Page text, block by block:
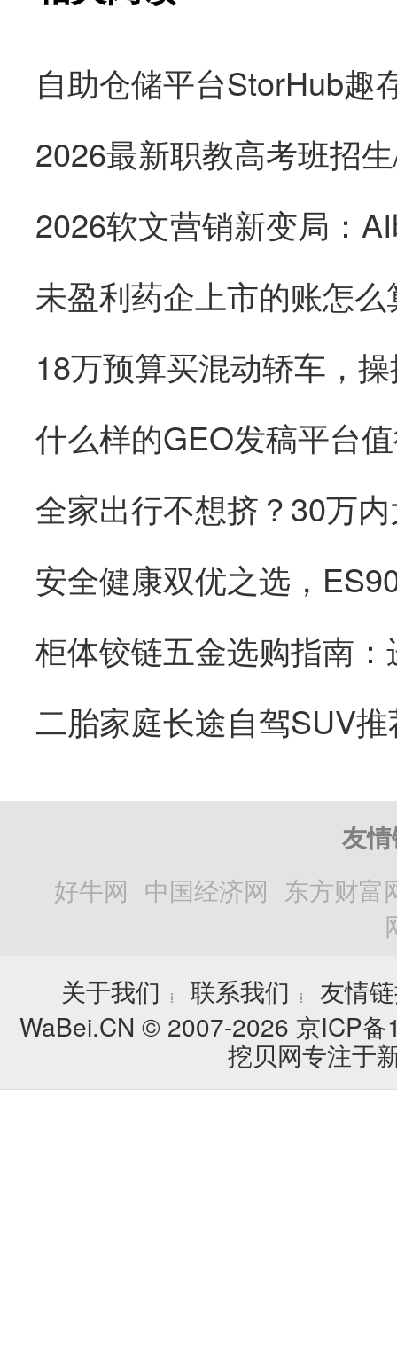
未盈利药企上市的账怎
18万预算买混动轿车，
全家出行不想挤？30万
二胎家庭长途自驾SUV
友
好牛网 中国经济网 东方财富
关于我们
┊ 联系我们 ┊
友情
WaBei.CN © 2007-2026 京ICP
挖贝网专注于